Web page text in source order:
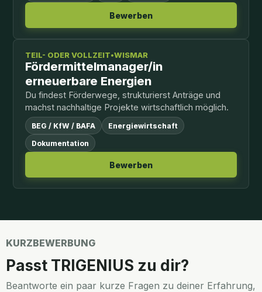
Bewerben
TEIL- ODER VOLLZEIT•WISMAR
Fördermittelmanager/in
erneuerbare Energien
Du findest Förderwege, strukturierst Anträge und
machst nachhaltige Projekte wirtschaftlich möglich.
BEG / KfW / BAFA
Energiewirtschaft
Dokumentation
Bewerben
KURZBEWERBUNG
Passt TRIGENIUS zu dir?
Beantworte ein paar kurze Fragen zu deiner Erfahrung,